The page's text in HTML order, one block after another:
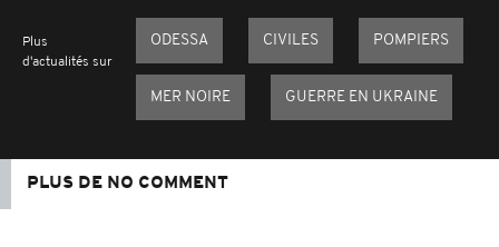
Plus
d'actualités sur
ODESSA CIVILES POMPIERS
MER NOIRE GUERRE EN UKRAINE
PLUS DE NO COMMENT